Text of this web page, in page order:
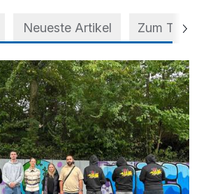
Neueste Artikel Zum Thema